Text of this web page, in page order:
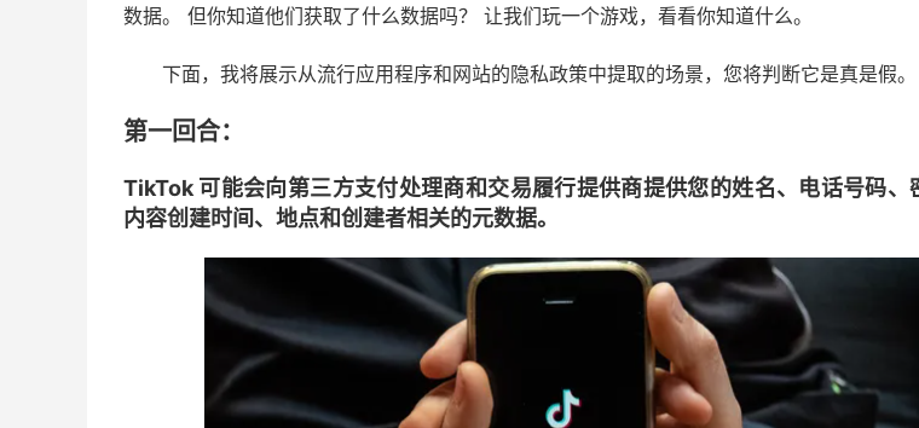
数据。 但你知道他们获取了什么数据吗？ 让我们玩一个游戏，看看你知道什么。
下面，我将展示从流行应用程序和网站的隐私政策中提取的场景，您将判断它是真是假。
第一回合：
TikTok 可能会向第三方支付处理商和交易履行提供商提供您的姓名、电话号码、
内容创建时间、地点和创建者相关的元数据。